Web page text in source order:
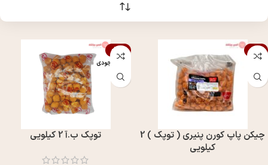
-11%
چيکن پاپ کورن پنيری ( توپک ) 2
کیلویی
-12%
اتمام موجودی
توپک ب.آ 2 کیلویی